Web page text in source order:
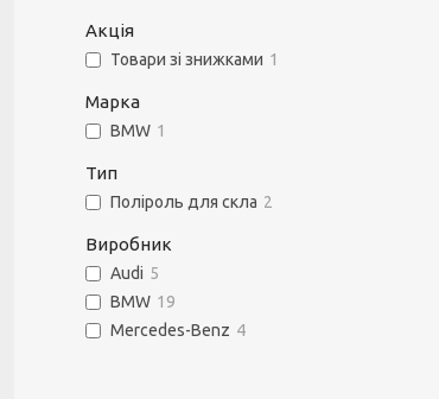
Акція
Товари зі знижками 1
Марка
BMW 1
Тип
Поліроль для скла 2
Виробник
Audi 5
BMW 19
Mercedes-Benz 4